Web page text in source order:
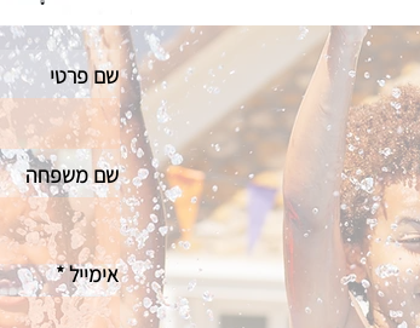
שם פרטי
שם משפחה
אימייל